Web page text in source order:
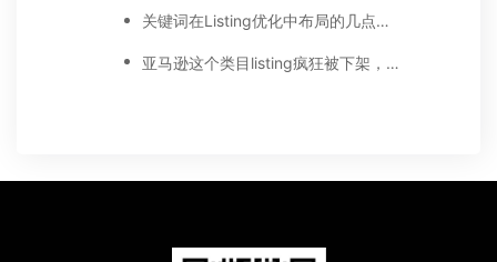
关键词在Listing优化中布局的几点建议
亚马逊这个类目listing疯狂被下架，是大清洗还是Bug?